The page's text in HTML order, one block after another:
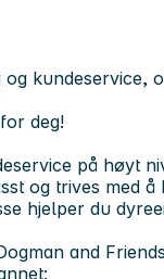
kundeservice,
deg!
på høyt
og trives med
hjelper du
and